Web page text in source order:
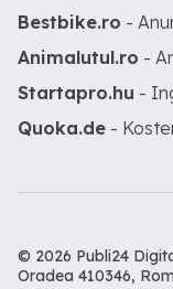
Bestbike.ro -
Animalutul.ro -
Startapro.hu -
Quoka.de -
© 2026 Publi24
Oradea 410346,